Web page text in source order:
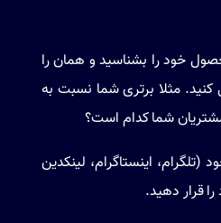
خود را بشناسید و همان را
کنید. مثلا برتری شما نسبت به
شما کدام است؟
اینستاگرام، لینکدین
قرار دهید.